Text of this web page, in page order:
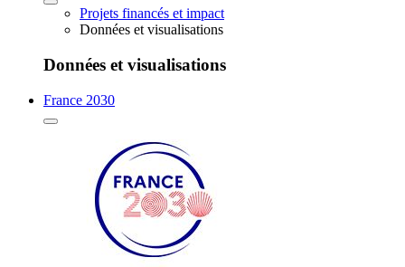
Projets financés et impact
Données et visualisations
Données et visualisations
France 2030